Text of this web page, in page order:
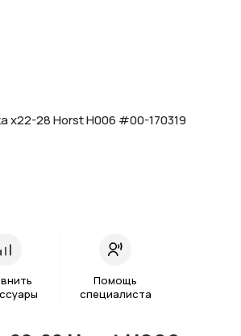
Помощь
специалиста